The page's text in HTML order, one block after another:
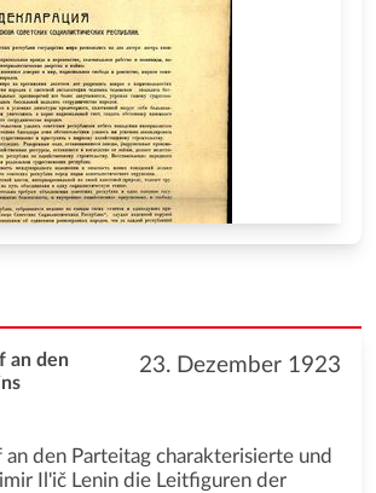
23. Dezember 1923
an den
an den Parteitag charakterisierte und
Il'ič Lenin die Leitfiguren der